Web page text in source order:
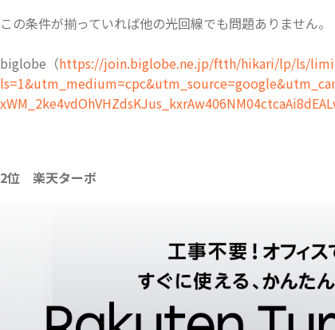
この条件が揃っていれば他の光回線でも問題ありません。
biglobe（https://join.biglobe.ne.jp/ftth/hikari/lp/ls/
2位 楽天ターボ